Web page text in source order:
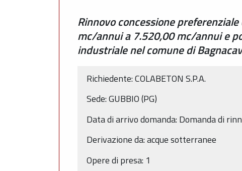
Rinnovo concessione
mc/annui a 7.520,00 mc/annui e
industriale nel comune di
Richiedente: COLABETON S.P.A.
Sede: GUBBIO (PG)
Data di arrivo domanda: Domanda di
Derivazione da: acque sotterranee
Opere di presa: 1